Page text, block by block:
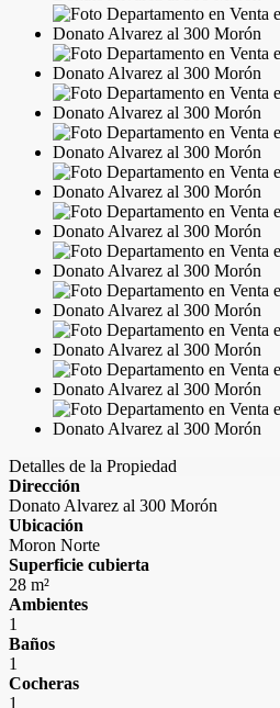
Detalles de la Propiedad
Dirección
Donato Alvarez al 300 Morón
Ubicación
Moron Norte
Superficie cubierta
28 m²
Ambientes
1
Baños
1
Cocheras
1